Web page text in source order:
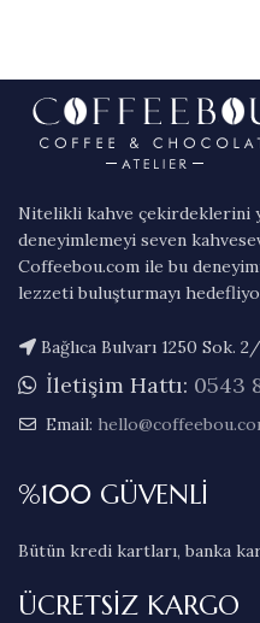
Nitelikli kahve çekirdeklerini
deneyimlemeyi seven
Coffeebou.com ile bu
lezzeti buluşturmayı
Bağlıca Bulvarı 1250 Sok.
İletişim Hattı: 0543
Email:
%100 GÜVENLİ
Bütün kredi kartları, banka
ÜCRETSİZ KARGO